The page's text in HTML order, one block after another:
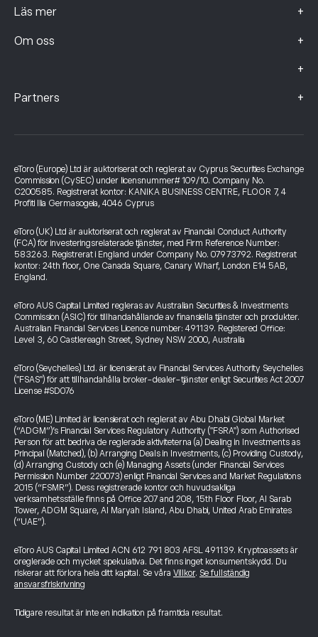
Läs mer +
Om oss +
+
Partners +
eToro (Europe) Ltd är auktoriserat och reglerat av Cyprus Securities Exchange
Commission (CySEC) under licensnummer# 109/10. Company No.
C200585. Registrerat kontor: KANIKA BUSINESS CENTRE, FLOOR 7, 4
Profiti Ilia Germasogeia, 4046 Cyprus
eToro (UK) Ltd är auktoriserat och reglerat av Financial Conduct Authority
(FCA) för investeringsrelaterade tjänster, med Firm Reference Number:
583263. Registrerat i England under Company No. 07973792. Registrerat
kontor: 24th floor, One Canada Square, Canary Wharf, London E14 5AB,
England.
eToro AUS Capital Limited regleras av Australian Securities & Investments
Commission (ASIC) för tillhandahållande av finansiella tjänster och produkter.
Australian Financial Services Licence number: 491139. Registered Office:
Level 3, 60 Castlereagh Street, Sydney NSW 2000, Australia
eToro (Seychelles) Ltd. är licensierat av Financial Services Authority Seychelles
("FSAS") för att tillhandahålla broker-dealer-tjänster enligt Securities Act 2007
License #SD076
eToro (ME) Limited är licensierat och reglerat av Abu Dhabi Global Market
(“ADGM”)’s Financial Services Regulatory Authority ("FSRA") som Authorised
Person för att bedriva de reglerade aktiviteterna (a) Dealing in Investments as
Principal (Matched), (b) Arranging Deals in Investments, (c) Providing Custody,
(d) Arranging Custody och (e) Managing Assets (under Financial Services
Permission Number 220073) enligt Financial Services and Market Regulations
2015 (“FSMR”). Dess registrerade kontor och huvudsakliga
verksamhetsställe finns på Office 207 and 208, 15th Floor Floor, Al Sarab
Tower, ADGM Square, Al Maryah Island, Abu Dhabi, United Arab Emirates
(“UAE”).
eToro AUS Capital Limited ACN 612 791 803 AFSL 491139. Kryptoassets är
oreglerade och mycket spekulativa. Det finns inget konsumentskydd. Du
riskerar att förlora hela ditt kapital. Se våra Villkor. Se fullständig
ansvarsfriskrivning
Tidigare resultat är inte en indikation på framtida resultat.